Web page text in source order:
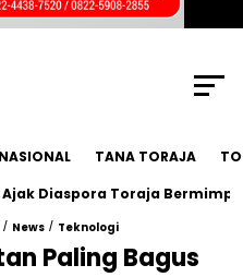
NASIONAL TANA TORAJA
Toraja Bermimpi Besar
/ News / Teknologi
Paling Bagus